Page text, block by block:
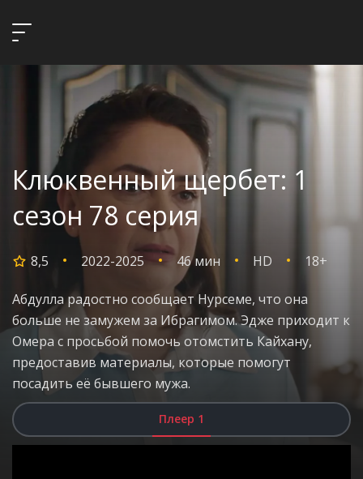
Клюквенный щербет: 1
сезон 78 серия
8,5 2022-2025 46 мин HD 18+
Абдулла радостно сообщает Нурсеме, что она
больше не замужем за Ибрагимом. Эдже приходит к
Омера с просьбой помочь отомстить Кайхану,
предоставив материалы, которые помогут
посадить её бывшего мужа.
Плеер 1